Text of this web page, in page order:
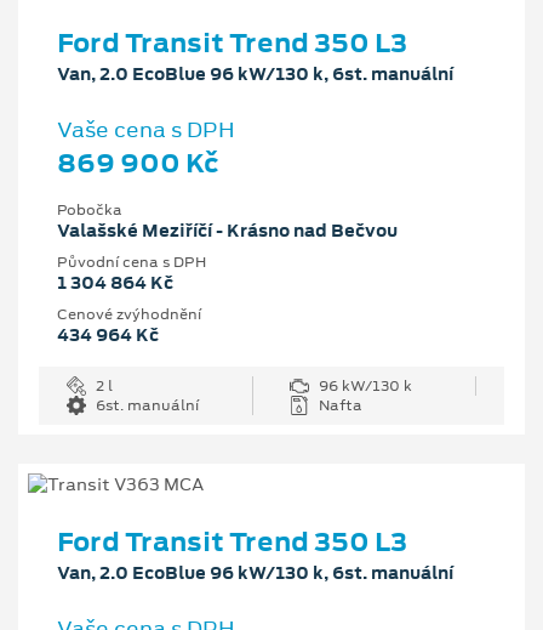
Ford Transit Trend 350 L3
Van, 2.0 EcoBlue 96 kW/130 k, 6st. manuální
Vaše cena s DPH
869 900 Kč
Pobočka
Valašské Meziříčí - Krásno nad Bečvou
Původní cena s DPH
1 304 864 Kč
Cenové zvýhodnění
434 964 Kč
2 l
96 kW/130 k
6st. manuální
Nafta
Ford Transit Trend 350 L3
Van, 2.0 EcoBlue 96 kW/130 k, 6st. manuální